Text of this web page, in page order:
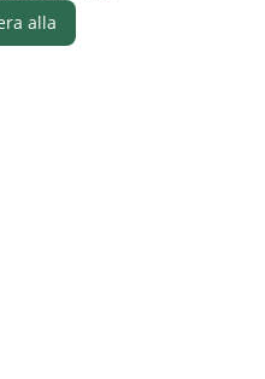
alla